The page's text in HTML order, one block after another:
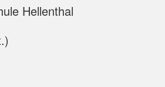
Hellenthal